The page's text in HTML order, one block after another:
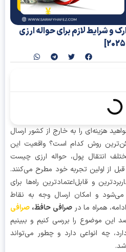
لازم برای حواله ارزی
را به خارج از کشور ارسال
روش کدام است؟ واقعیت این
پول، حواله ارزی چیست
اولین تجربه خود مطرح می‌کنند.
و قابل‌اعتمادترین راه‌ها برای
و امکان ارسال وجه به نقاط
ما در صرافی حافظ،صرافی
را بررسی کنیم و ببینیم
انواعی دارد و چطور می‌تواند